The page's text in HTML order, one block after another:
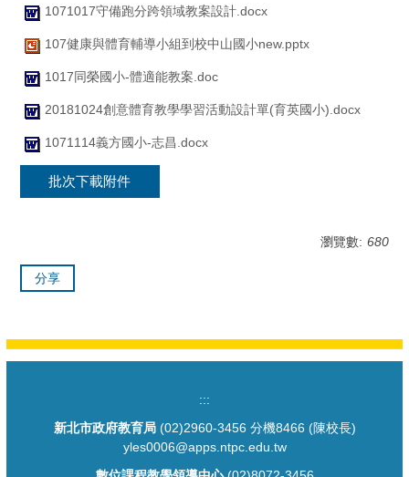
1071017守備跑分跨領域教案設計.docx
107健康與體育輔導小組到校中山國小new.pptx
1017同榮國小-體適能教案.doc
20181024創意體育教學學習活動設計單(育英國小).docx
1071114義方國小-志昌.docx
批次下載附件
瀏覽數: 680
分享
:::
新北市政府教育局(02)2960-3456 分機8466 (陳校長)
yles0006@apps.ntpc.edu.tw